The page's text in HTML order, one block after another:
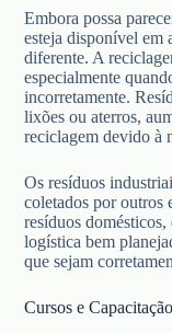
Embora possa
esteja disponível em
diferente. A
especialmente
incorretamente.
lixões ou aterros,
reciclagem devido à
Os resíduos
coletados por outros
resíduos
logística bem
que sejam
Cursos e